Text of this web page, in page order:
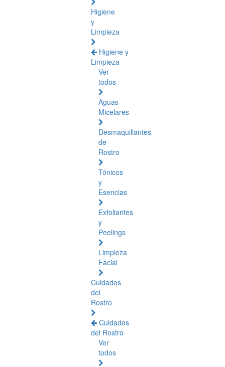
Higiene
y
Limpieza
Higiene y
Limpieza
Ver
todos
Aguas
Micelares
Desmaquillantes
de
Rostro
Tónicos
y
Esencias
Exfoliantes
y
Peelings
Limpieza
Facial
Cuidados
del
Rostro
Cuidados
del Rostro
Ver
todos